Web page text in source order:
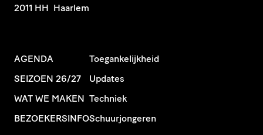
2011 HH Haarlem
AGENDA
SEIZOEN 26/27
WAT WE MAKEN
BEZOEKERSINFO
Toegankelijkheid
Updates
Techniek
Schuurjongeren